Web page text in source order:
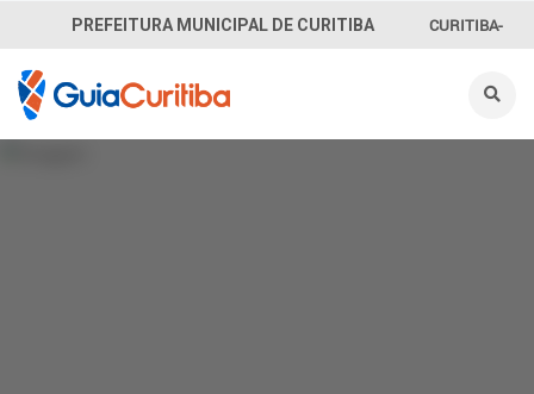
PREFEITURA MUNICIPAL DE CURITIBA CURITIBA-